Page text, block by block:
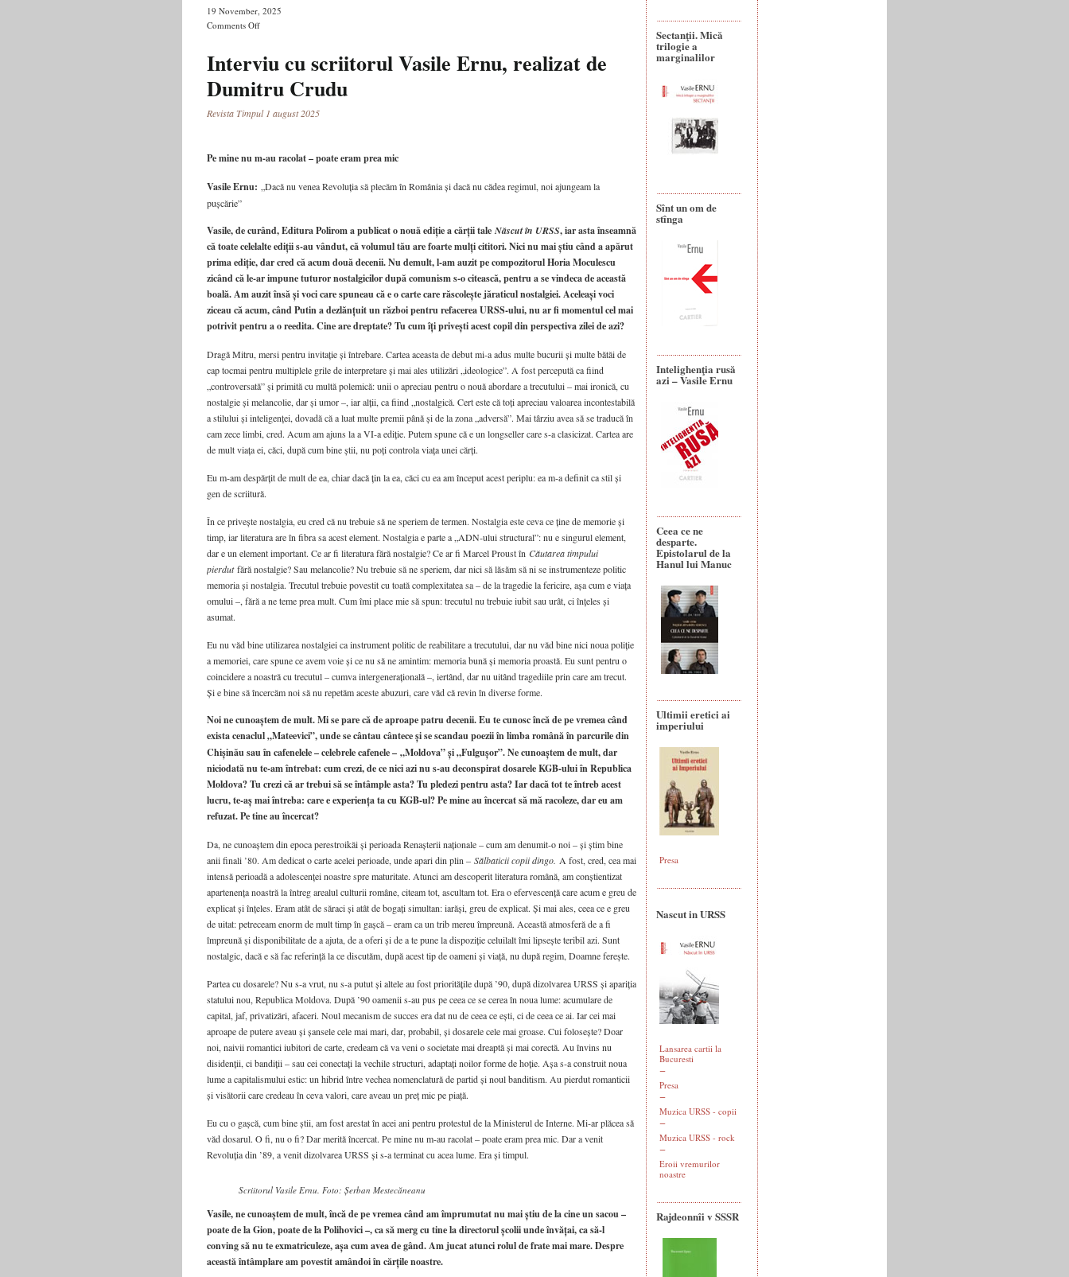
19 November, 2025
Comments Offon
mai
libere
epoci
din
Interviu cu scriitorul Vasile Ernu, realizat de
Dumitru Crudu
Revista Timpul 1 august 2025
Pe mine nu m‑au racolat – poate eram prea mic
Vasile Ernu: „Dacă nu venea Revoluția să plecăm în România și dacă nu cădea regimul, noi ajungeam la
pușcărie”
Vasile, de curând, Editura Polirom a publicat o nouă ediție a cărții taleNăscut în URSS, iar asta înseamnă
că toate celelalte ediții s‑au vândut, că volumul tău are foarte mulți cititori. Nici nu mai știu când a apărut
prima ediție, dar cred că acum două decenii. Nu demult, l‑am auzit pe compozitorul Horia Moculescu
zicând că le‑ar impune tuturor nostalgicilor după comunism s‑o citească, pentru a se vindeca de această
boală. Am auzit însă și voci care spuneau că e o carte care răscolește jăraticul nostalgiei. Aceleași voci
ziceau că acum, când Putin a dezlănțuit un război pentru refacerea URSS‑ului, nu ar fi momentul cel mai
potrivit pentru a o reedita. Cine are dreptate? Tu cum îți privești acest copil din perspectiva zilei de azi?
Dragă Mitru, mersi pentru invitație și întrebare. Cartea aceasta de debut mi‑a adus multe bucurii și multe bătăi de
cap tocmai pentru multiplele grile de interpretare și mai ales utilizări „ideologice”. A fost percepută ca fiind
„controversată” și primită cu multă polemică: unii o apreciau pentru o nouă abordare a trecutului – mai ironică, cu
nostalgie și melancolie, dar și umor –, iar alții, ca fiind „nostalgică. Cert este că toți apreciau valoarea incontestabilă
a stilului și inteligenței, dovadă că a luat multe premii până și de la zona „adversă”. Mai târziu avea să se traducă în
cam zece limbi, cred. Acum am ajuns la a VI‑a ediție. Putem spune că e un longseller care s‑a clasicizat. Cartea are
de mult viața ei, căci, după cum bine știi, nu poți controla viața unei cărți.
Eu m‑am despărțit de mult de ea, chiar dacă țin la ea, căci cu ea am început acest periplu: ea m‑a definit ca stil și
gen de scriitură.
În ce privește nostalgia, eu cred că nu trebuie să ne speriem de termen. Nostalgia este ceva ce ține de memorie și
timp, iar literatura are în fibra sa acest element. Nostalgia e parte a „ADN‑ului structural”: nu e singurul element,
dar e un element important. Ce ar fi literatura fără nostalgie? Ce ar fi Marcel Proust în Căutarea timpului
pierdutfără nostalgie? Sau melancolie? Nu trebuie să ne speriem, dar nici să lăsăm să ni se instrumenteze politic
memoria și nostalgia. Trecutul trebuie povestit cu toată complexitatea sa – de la tragedie la fericire, așa cum e viața
omului –, fără a ne teme prea mult. Cum îmi place mie să spun: trecutul nu trebuie iubit sau urât, ci înțeles și
asumat.
Eu nu văd bine utilizarea nostalgiei ca instrument politic de reabilitare a trecutului, dar nu văd bine nici noua poliție
a memoriei, care spune ce avem voie și ce nu să ne amintim: memoria bună și memoria proastă. Eu sunt pentru o
coincidere a noastră cu trecutul – cumva intergenerațională –, iertând, dar nu uitând tragediile prin care am trecut.
Și e bine să încercăm noi să nu repetăm aceste abuzuri, care văd că revin în diverse forme.
Noi ne cunoaștem de mult. Mi se pare că de aproape patru decenii. Eu te cunosc încă de pe vremea când
exista cenaclul „Mateevici”, unde se cântau cântece și se scandau poezii în limba română în parcurile din
Chișinău sau în cafenelele – celebrele cafenele – „Moldova” și „Fulgușor”. Ne cunoaștem de mult, dar
niciodată nu te‑am întrebat: cum crezi, de ce nici azi nu s‑au deconspirat dosarele KGB‑ului în Republica
Moldova? Tu crezi că ar trebui să se întâmple asta? Tu pledezi pentru asta? Iar dacă tot te întreb acest
lucru, te‑aș mai întreba: care e experiența ta cu KGB‑ul? Pe mine au încercat să mă racoleze, dar eu am
refuzat. Pe tine au încercat?
Da, ne cunoaștem din epoca perestroikăi și perioada Renașterii naționale – cum am denumit‑o noi – și știm bine
anii finali ’80. Am dedicat o carte acelei perioade, unde apari din plin – Sălbaticii copii dingo. A fost, cred, cea mai
intensă perioadă a adolescenței noastre spre maturitate. Atunci am descoperit literatura română, am conștientizat
apartenența noastră la întreg arealul culturii române, citeam tot, ascultam tot. Era o efervescență care acum e greu de
explicat și înțeles. Eram atât de săraci și atât de bogați simultan: iarăși, greu de explicat. Și mai ales, ceea ce e greu
de uitat: petreceam enorm de mult timp în gașcă – eram ca un trib mereu împreună. Această atmosferă de a fi
împreună și disponibilitate de a ajuta, de a oferi și de a te pune la dispoziție celuilalt îmi lipsește teribil azi. Sunt
nostalgic, dacă e să fac referință la ce discutăm, după acest tip de oameni și viață, nu după regim, Doamne ferește.
Partea cu dosarele? Nu s‑a vrut, nu s‑a putut și altele au fost prioritățile după ’90, după dizolvarea URSS și apariția
statului nou, Republica Moldova. După ’90 oamenii s‑au pus pe ceea ce se cerea în noua lume: acumulare de
capital, jaf, privatizări, afaceri. Noul mecanism de succes era dat nu de ceea ce ești, ci de ceea ce ai. Iar cei mai
aproape de putere aveau și șansele cele mai mari, dar, probabil, și dosarele cele mai groase. Cui folosește? Doar
noi, naivii romantici iubitori de carte, credeam că va veni o societate mai dreaptă și mai corectă. Au învins nu
disidenții, ci bandiții – sau cei conectați la vechile structuri, adaptați noilor forme de hoție. Așa s‑a construit noua
lume a capitalismului estic: un hibrid între vechea nomenclatură de partid și noul banditism. Au pierdut romanticii
și visătorii care credeau în ceva valori, care aveau un preț mic pe piață.
Eu cu o gașcă, cum bine știi, am fost arestat în acei ani pentru protestul de la Ministerul de Interne. Mi‑ar plăcea să
văd dosarul. O fi, nu o fi? Dar merită încercat. Pe mine nu m‑au racolat – poate eram prea mic. Dar a venit
Revoluția din ’89, a venit dizolvarea URSS și s‑a terminat cu acea lume. Era și timpul.
Scriitorul Vasile Ernu. Foto: Șerban Mestecăneanu
Vasile, ne cunoaștem de mult, încă de pe vremea când am împrumutat nu mai știu de la cine un sacou –
poate de la Gion, poate de la Polihovici –, ca să merg cu tine la directorul școlii unde învățai, ca să‑l
conving să nu te exmatriculeze, așa cum avea de gând. Am jucat atunci rolul de frate mai mare. Despre
această întâmplare am povestit amândoi în cărțile noastre.
Sectanţii. Mică
trilogie a
marginalilor
Sînt un om de
stînga
Intelighenţia rusă
azi – Vasile Ernu
Ceea ce ne
desparte.
Epistolarul de la
Hanul lui Manuc
Ultimii eretici ai
imperiului
Presa
Nascut in URSS
Lansarea cartii la
Bucuresti
Presa
Muzica URSS - copii
Muzica URSS - rock
Eroii vremurilor
noastre
Rajdeonnîi v SSSR